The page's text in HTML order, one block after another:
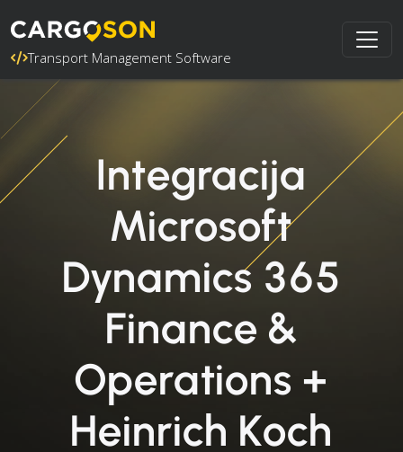
Transport Management Software
Integracija
Microsoft
Dynamics 365
Finance &
Operations +
Heinrich Koch